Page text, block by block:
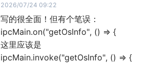
2026/07/24 09:22
写的很全面！但有个笔误：
ipcMain.on("getOsInfo", () => {
这里应该是
ipcMain.invoke("getOsInfo", () => {